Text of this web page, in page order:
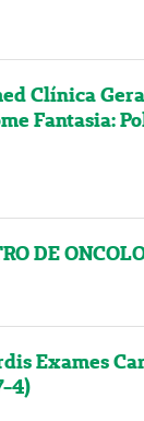
Clínica
Fantasia:
DE
Exames
4)